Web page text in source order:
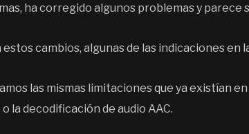
ha corregido algunos problemas y parece
estos cambios, algunas de las indicaciones en
las mismas limitaciones que ya existían
o la decodificación de audio AAC.